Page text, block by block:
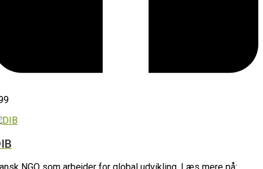
NGO som arbejder for global udvikling. Læs mere på: